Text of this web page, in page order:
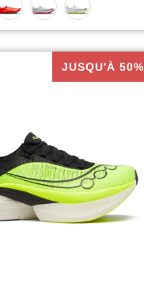
JUSQU'À 50%